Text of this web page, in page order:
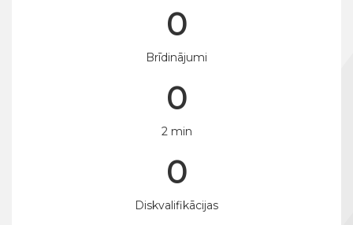
0
Brīdinājumi
0
2 min
0
Diskvalifikācijas